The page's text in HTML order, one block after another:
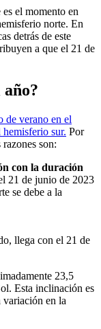
el momento en
norte. En
detrás de este
a que el 21 de
de verano en el
sur. Por
son:
con la duración
21 de junio de 2023
se debe a la
llega con el 21 de
23,5
Esta inclinación es
variación en la